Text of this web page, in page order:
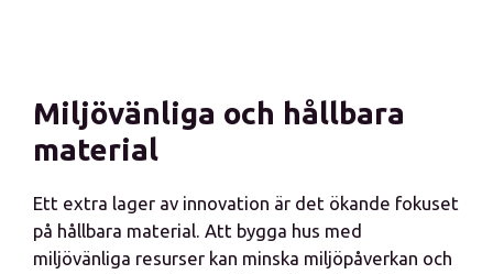
Miljövänliga och hållbara
material
Ett extra lager av innovation är det ökande fokuset
på hållbara material. Att bygga hus med
miljövänliga resurser kan minska miljöpåverkan och